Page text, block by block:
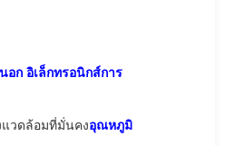
อก อิเล็กทรอนิกส์การ
แวดล้อมที่มั่นคงอุณหภูมิ